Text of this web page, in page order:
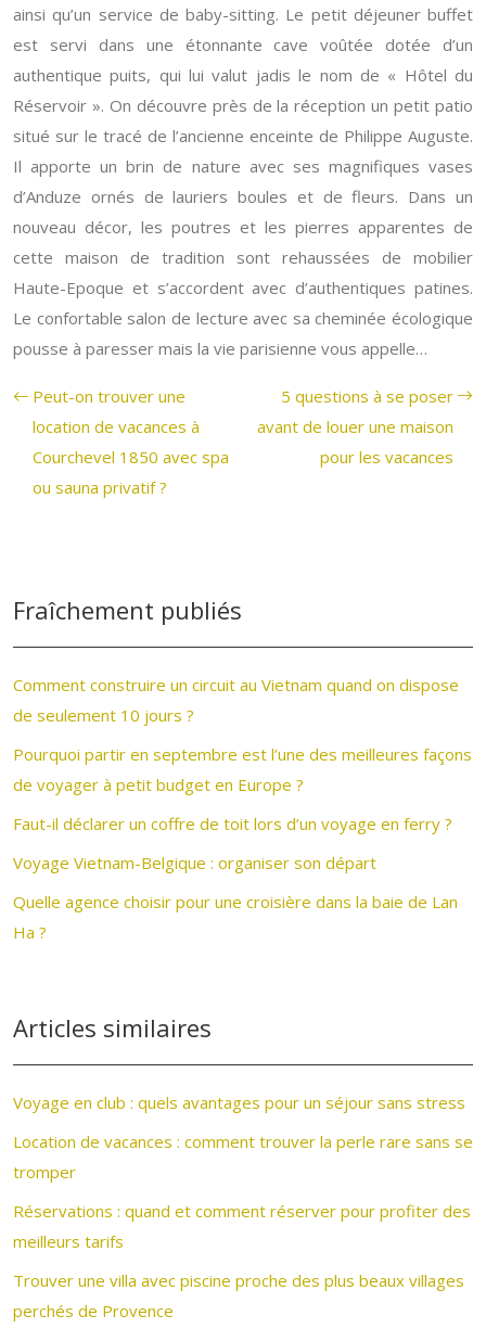
ainsi qu’un service de baby-sitting. Le petit déjeuner buffet
est servi dans une étonnante cave voûtée dotée d’un
authentique puits, qui lui valut jadis le nom de « Hôtel du
Réservoir ». On découvre près de la réception un petit patio
situé sur le tracé de l’ancienne enceinte de Philippe Auguste.
Il apporte un brin de nature avec ses magnifiques vases
d’Anduze ornés de lauriers boules et de fleurs. Dans un
nouveau décor, les poutres et les pierres apparentes de
cette maison de tradition sont rehaussées de mobilier
Haute-Epoque et s’accordent avec d’authentiques patines.
Le confortable salon de lecture avec sa cheminée écologique
pousse à paresser mais la vie parisienne vous appelle…
Peut-on trouver une
location de vacances à
Courchevel 1850 avec spa
ou sauna privatif ?
5 questions à se poser
avant de louer une maison
pour les vacances
Fraîchement publiés
Comment construire un circuit au Vietnam quand on dispose
de seulement 10 jours ?
Pourquoi partir en septembre est l’une des meilleures façons
de voyager à petit budget en Europe ?
Faut-il déclarer un coffre de toit lors d’un voyage en ferry ?
Voyage Vietnam-Belgique : organiser son départ
Quelle agence choisir pour une croisière dans la baie de Lan
Ha ?
Articles similaires
Voyage en club : quels avantages pour un séjour sans stress
Location de vacances : comment trouver la perle rare sans se
tromper
Réservations : quand et comment réserver pour profiter des
meilleurs tarifs
Trouver une villa avec piscine proche des plus beaux villages
perchés de Provence